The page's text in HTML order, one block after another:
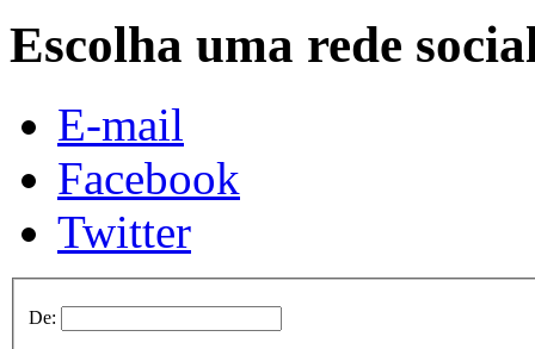
Escolha uma rede
E-mail
Facebook
Twitter
De: